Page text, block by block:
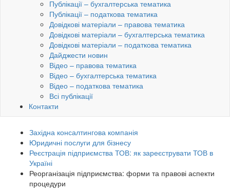
Публікації – бухгалтерська тематика
Публікації – податкова тематика
Довідкові матеріали – правова тематика
Довідкові матеріали – бухгалтерська тематика
Довідкові матеріали – податкова тематика
Дайджести новин
Відео – правова тематика
Відео – бухгалтерська тематика
Відео – податкова тематика
Всі публікації
Контакти
Західна консалтингова компанія
Юридичні послуги для бізнесу
Реєстрація підприємства ТОВ: як зареєструвати ТОВ в
Україні
Реорганізація підприємства: форми та правові аспекти
процедури